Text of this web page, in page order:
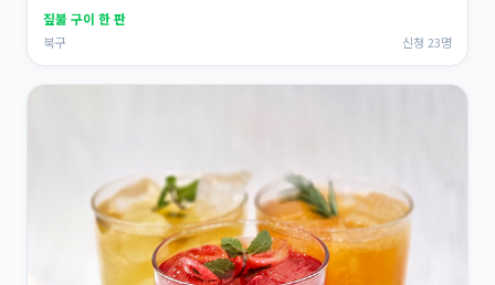
짚불 구이 한 판
북구 신청 23명